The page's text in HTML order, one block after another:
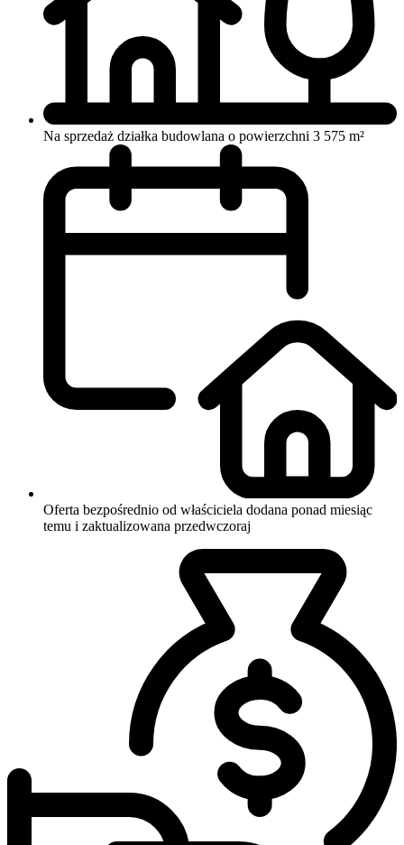
Na sprzedaż działka budowlana o powierzchni 3 575 m²
Oferta bezpośrednio od właściciela dodana ponad miesiąc
temu i zaktualizowana przedwczoraj